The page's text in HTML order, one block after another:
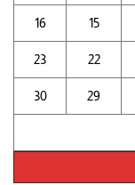
15
16
22
23
29
30